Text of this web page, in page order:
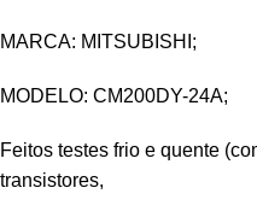
MARCA: MITSUBISHI;
MODELO: CM200DY-24A;
Feitos testes frio e quente
transistores,